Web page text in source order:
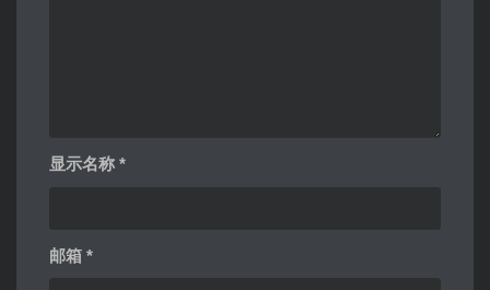
显示名称 *
邮箱 *